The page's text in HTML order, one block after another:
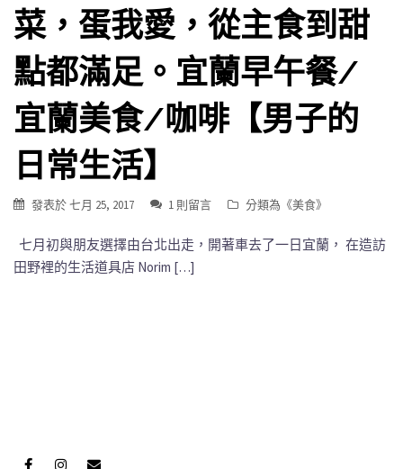
菜，蛋我愛，從主食到甜
點都滿足。宜蘭早午餐/
宜蘭美食/咖啡【男子的
日常生活】
發表於七月 25, 2017 1 則留言 分類為《美食》
七月初與朋友選擇由台北出走，開著車去了一日宜蘭， 在造訪
田野裡的生活道具店 Norim […]